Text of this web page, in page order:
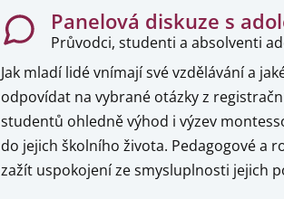
Panelová diskuze s
Průvodci, studenti a absolventi
Jak mladí lidé vnímají své vzdělávání a
odpovídat na vybrané otázky z
studentů ohledně výhod i výzev
do jejich školního života. Pedagogové a
zažít uspokojení ze smysluplnosti jejich